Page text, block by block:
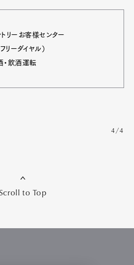
リーお客様センター
ーダイヤル）
・飲酒運転
4/4
to Top